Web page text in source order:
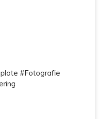
#Fotografie